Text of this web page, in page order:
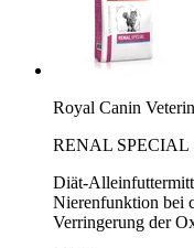
Royal Canin
RENAL SPECIAL
Diät-
Nierenfunktion bei
Verringerung der